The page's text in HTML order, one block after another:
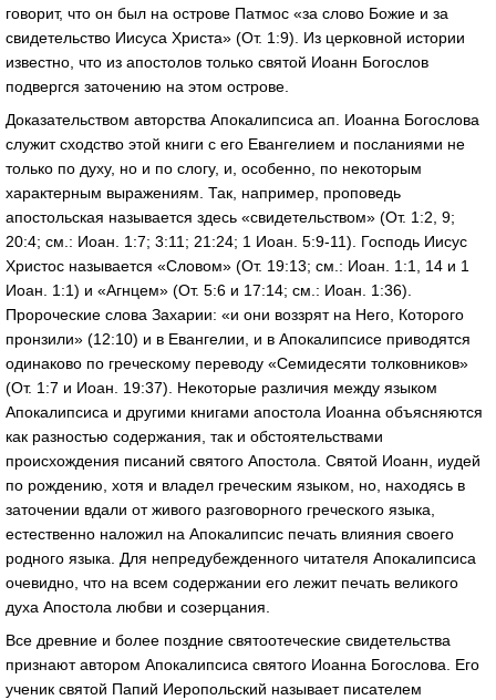
говорит, что он был на острове Патмос «за слово Божие и за
свидетельство Иисуса Христа» (От. 1:9). Из церковной истории
известно, что из апостолов только святой Иоанн Богослов
подвергся заточению на этом острове.
Доказательством авторства Апокалипсиса ап. Иоанна Богослова
служит сходство этой книги с его Евангелием и посланиями не
только по духу, но и по слогу, и, особенно, по некоторым
характерным выражениям. Так, например, проповедь
апостольская называется здесь «свидетельством» (От. 1:2, 9;
20:4; см.: Иоан. 1:7; 3:11; 21:24; 1 Иоан. 5:9-11). Господь Иисус
Христос называется «Словом» (От. 19:13; см.: Иоан. 1:1, 14 и 1
Иоан. 1:1) и «Агнцем» (От. 5:6 и 17:14; см.: Иоан. 1:36).
Пророческие слова Захарии: «и они воззрят на Него, Которого
пронзили» (12:10) и в Евангелии, и в Апокалипсисе приводятся
одинаково по греческому переводу «Семидесяти толковников»
(От. 1:7 и Иоан. 19:37). Некоторые различия между языком
Апокалипсиса и другими книгами апостола Иоанна объясняются
как разностью содержания, так и обстоятельствами
происхождения писаний святого Апостола. Святой Иоанн, иудей
по рождению, хотя и владел греческим языком, но, находясь в
заточении вдали от живого разговорного греческого языка,
естественно наложил на Апокалипсис печать влияния своего
родного языка. Для непредубежденного читателя Апокалипсиса
очевидно, что на всем содержании его лежит печать великого
духа Апостола любви и созерцания.
Все древние и более поздние святоотеческие свидетельства
признают автором Апокалипсиса святого Иоанна Богослова. Его
ученик святой Папий Иеропольский называет писателем